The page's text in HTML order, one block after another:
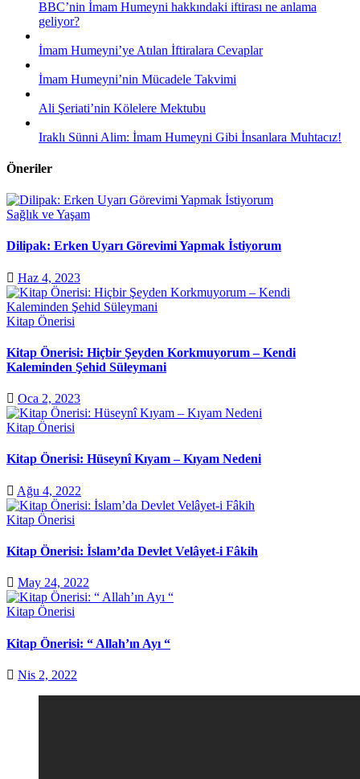
BBC’nin İmam Humeyni hakkındaki iftirası ne anlama
geliyor?
İmam Humeyni’ye Atılan İftiralara Cevaplar
İmam Humeyni’nin Mücadele Takvimi
Ali Şeriati’nin Kölelere Mektubu
Iraklı Sünni Alim: İmam Humeyni Gibi İnsanlara Muhtacız!
Öneriler
Sağlık ve Yaşam
Dilipak: Erken Uyarı Görevimi Yapmak İstiyorum
Haz 4, 2023
Kitap Önerisi
Kitap Önerisi: Hiçbir Şeyden Korkmuyorum – Kendi
Kaleminden Şehid Süleymani
Oca 2, 2023
Kitap Önerisi
Kitap Önerisi: Hüseynî Kıyam – Kıyam Nedeni
Ağu 4, 2022
Kitap Önerisi
Kitap Önerisi: İslam’da Devlet Velâyet-i Fâkih
May 24, 2022
Kitap Önerisi
Kitap Önerisi: “ Allah’ın Ayı “
Nis 2, 2022